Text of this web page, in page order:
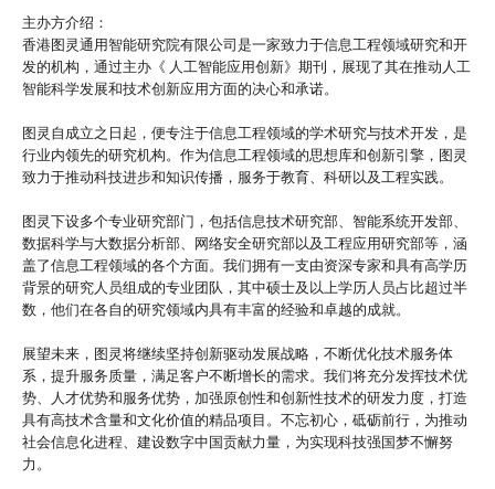
主办方介绍：
香港图灵通用智能研究院有限公司是一家致力于信息工程领域研究和开
发的机构，通过主办《 人工智能应用创新》期刊，展现了其在推动人工
智能科学发展和技术创新应用方面的决心和承诺。
图灵自成立之日起，便专注于信息工程领域的学术研究与技术开发，是
行业内领先的研究机构。作为信息工程领域的思想库和创新引擎，图灵
致力于推动科技进步和知识传播，服务于教育、科研以及工程实践。
图灵下设多个专业研究部门，包括信息技术研究部、智能系统开发部、
数据科学与大数据分析部、网络安全研究部以及工程应用研究部等，涵
盖了信息工程领域的各个方面。我们拥有一支由资深专家和具有高学历
背景的研究人员组成的专业团队，其中硕士及以上学历人员占比超过半
数，他们在各自的研究领域内具有丰富的经验和卓越的成就。
展望未来，图灵将继续坚持创新驱动发展战略，不断优化技术服务体
系，提升服务质量，满足客户不断增长的需求。我们将充分发挥技术优
势、人才优势和服务优势，加强原创性和创新性技术的研发力度，打造
具有高技术含量和文化价值的精品项目。不忘初心，砥砺前行，为推动
社会信息化进程、建设数字中国贡献力量，为实现科技强国梦不懈努
力。